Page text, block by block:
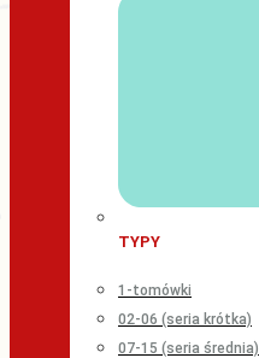
TYPY
1-tomówki
02-06 (seria krótka)
07-15 (seria średnia)